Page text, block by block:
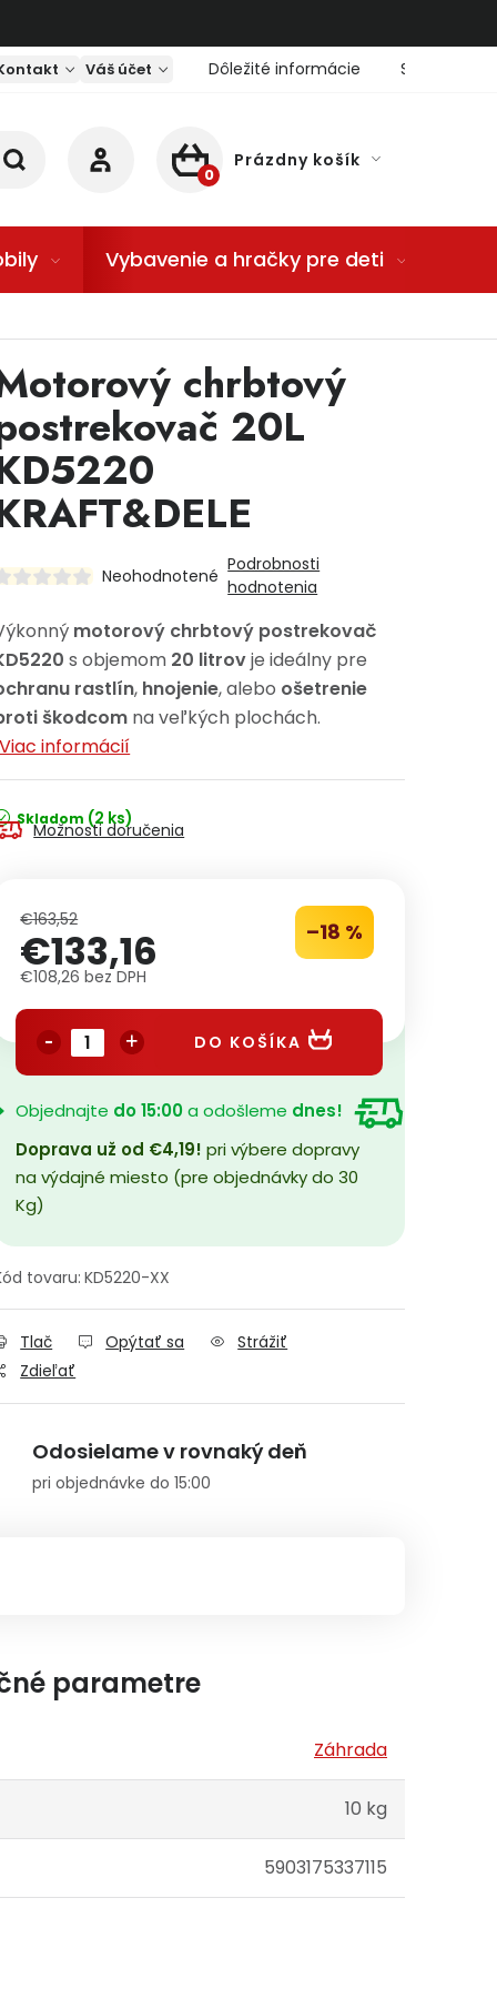
Váš účet Dôležité informácie Servis
NÁKUPNÝ KOŠÍK
Prázdny košík
Vybavenie a hračky pre deti
chrbtový
20L
Neohodnotené
Podrobnosti
hodnotenia
motorový chrbtový postrekovač
s objemom 20 litrovje ideálny pre
rastlín, hnojenie, alebo ošetrenie
škodcom na veľkých plochách.
Viac informácií
Skladom (2 ks)
Možnosti doručenia
€163,52 –18 %
€133,16
€108,26 bez DPH
DO KOŠÍKA
Objednajte do 15:00a odošleme dnes!
Doprava už od €4,19! pri výbere dopravy
na výdajné miesto (pre objednávky do 30
Kg)
tovaru: KD5220-XX
Tlač Opýtať sa
Strážiť
Zdieľať
Odosielame v rovnaký deň
pri objednávke do 15:00
parametre
Záhrada
10 kg
5903175337115